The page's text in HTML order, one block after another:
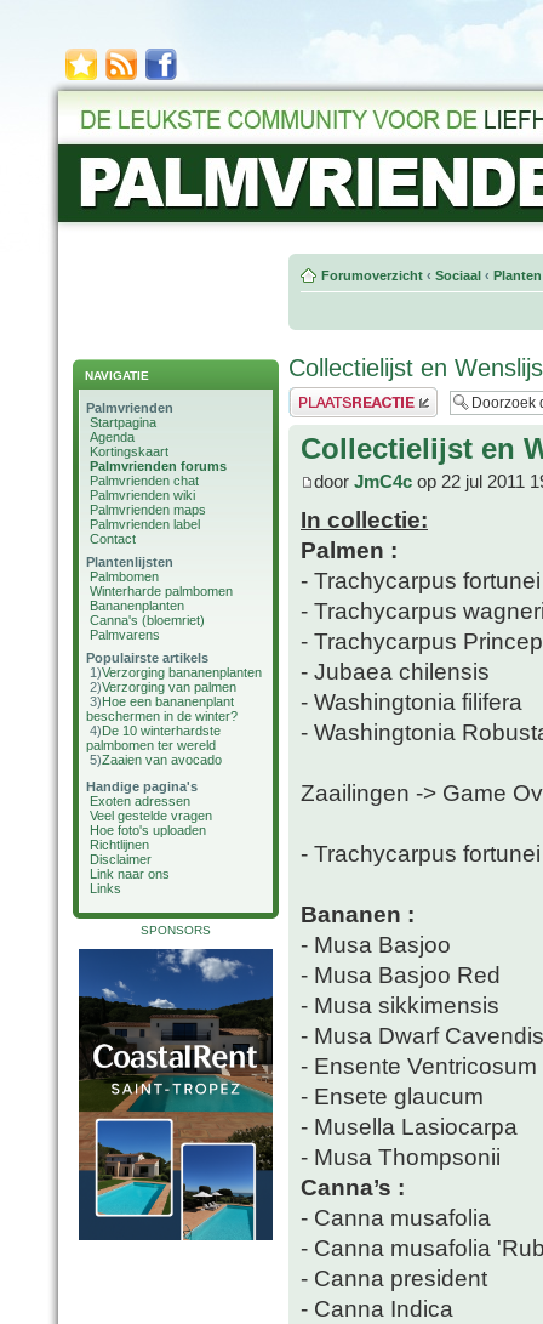
NAVIGATIE
Palmvrienden
Startpagina
Agenda
Kortingskaart
Palmvrienden forums
Palmvrienden chat
Palmvrienden wiki
Palmvrienden maps
Palmvrienden label
Contact
Plantenlijsten
Palmbomen
Winterharde palmbomen
Bananenplanten
Canna's (bloemriet)
Palmvarens
Populairste artikels
1)Verzorging bananenplanten
2)Verzorging van palmen
3)Hoe een bananenplant
beschermen in de winter?
4)De 10 winterhardste
palmbomen ter wereld
5)Zaaien van avocado
Handige pagina's
Exoten adressen
Veel gestelde vragen
Hoe foto's uploaden
Richtlijnen
Disclaimer
Link naar ons
Links
SPONSORS
Forumoverzicht ‹ Sociaal ‹
Collectielijst en
Plaats een reactie
Collectielijst en
door JmC4c op 22 jul 2011
In collectie:
Palmen :
- Trachycarpus fortunei
- Trachycarpus
- Trachycarpus
- Jubaea chilensis
- Washingtonia filifera
- Washingtonia
Zaailingen -> Game
- Trachycarpus
Bananen :
- Musa Basjoo
- Musa Basjoo Red
- Musa sikkimensis
- Musa Dwarf
- Ensente Ventricosum
- Ensete glaucum
- Musella Lasiocarpa
- Musa Thompsonii
Canna’s :
- Canna musafolia
- Canna musafolia
- Canna president
- Canna Indica